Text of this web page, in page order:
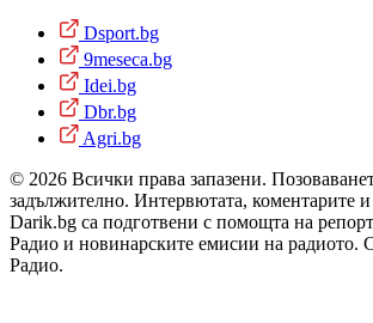
Dsport.bg
9meseca.bg
Idei.bg
Dbr.bg
Agri.bg
© 2026 Всички права запазени.
задължително. Интервютата, коментарите
Darik.bg са подготвени с помощта на
Радио и новинарските емисии на
Радио.